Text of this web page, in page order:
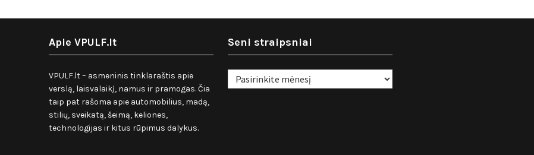
Apie VPULF.lt
VPULF.lt – asmeninis tinklaraštis apie
verslą, laisvalaikį, namus ir pramogas. Čia
taip pat rašoma apie automobilius, madą,
stilių, sveikatą, šeimą, keliones,
technologijas ir kitus rūpimus dalykus.
Seni straipsniai
Seni
straipsniai